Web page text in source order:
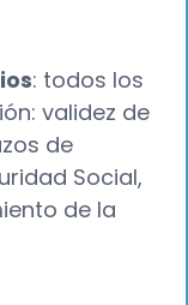
: todos los
validez de
de
Social,
de la